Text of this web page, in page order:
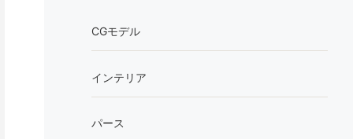
CGモデル
インテリア
パース